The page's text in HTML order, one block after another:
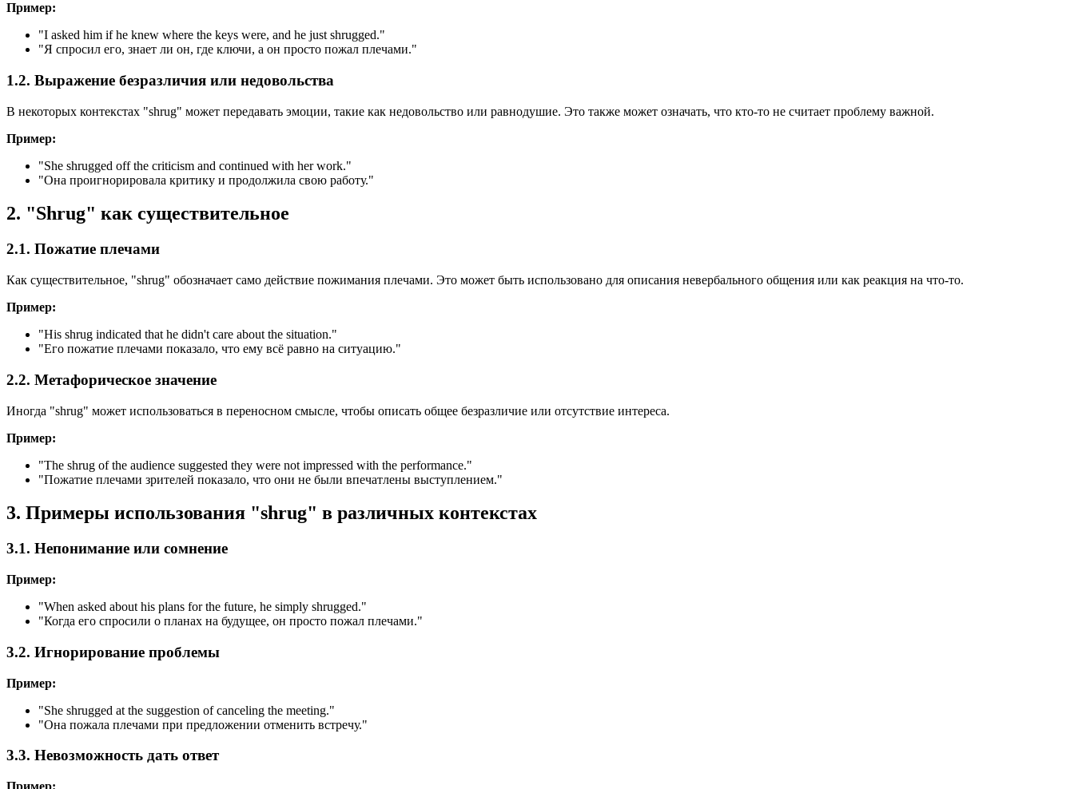
Пример:
"I asked him if he knew where the keys were, and he just shrugged."
"Я спросил его, знает ли он, где ключи, а он просто пожал плечами."
1.2. Выражение безразличия или недовольства
В некоторых контекстах "shrug" может передавать эмоции, такие как недовольство или равнодушие. Это также может означать, что кто-то не считает проблему важной.
Пример:
"She shrugged off the criticism and continued with her work."
"Она проигнорировала критику и продолжила свою работу."
2. "Shrug" как существительное
2.1. Пожатие плечами
Как существительное, "shrug" обозначает само действие пожимания плечами. Это может быть использовано для описания невербального общения или как реакция на что-то.
Пример:
"His shrug indicated that he didn't care about the situation."
"Его пожатие плечами показало, что ему всё равно на ситуацию."
2.2. Метафорическое значение
Иногда "shrug" может использоваться в переносном смысле, чтобы описать общее безразличие или отсутствие интереса.
Пример:
"The shrug of the audience suggested they were not impressed with the performance."
"Пожатие плечами зрителей показало, что они не были впечатлены выступлением."
3. Примеры использования "shrug" в различных контекстах
3.1. Непонимание или сомнение
Пример:
"When asked about his plans for the future, he simply shrugged."
"Когда его спросили о планах на будущее, он просто пожал плечами."
3.2. Игнорирование проблемы
Пример:
"She shrugged at the suggestion of canceling the meeting."
"Она пожала плечами при предложении отменить встречу."
3.3. Невозможность дать ответ
Пример: